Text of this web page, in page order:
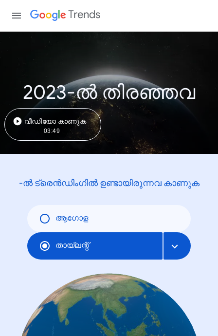
Trends
2023-ൽ തിരഞ്ഞവ
വീഡിയോ കാണുക
03:49
-ൽ ട്രെൻഡിംഗിൽ ഉണ്ടായിരുന്നവ കാണുക
ആഗോള
തായ്‌ലന്റ്